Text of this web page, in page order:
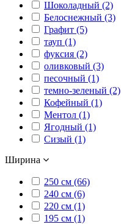
Шоколадный (2)
Белоснежный (3)
Графит (5)
тауп (1)
фуксия (2)
оливковый (3)
песочный (1)
темно-зеленый (2)
Кофейный (1)
Ментол (1)
Ягодный (1)
Сизый (1)
Ширина
250 см (66)
240 см (6)
220 см (1)
195 см (1)